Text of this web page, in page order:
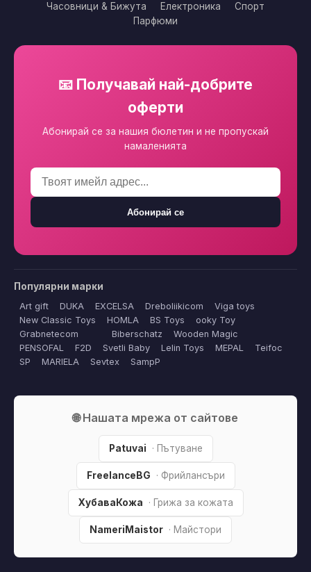
Часовници & Бижута
Електроника
Спорт
Парфюми
📧 Получавай най-добрите
оферти
Абонирай се за нашия бюлетин и не пропускай
намаленията
Абонирай се
Популярни марки
Art gift DUKA EXCELSA Dreboliikicom
Viga toys
New Classic Toys
HOMLA BS Toys
ooky Toy
Grabnetecom
Biberschatz
Wooden Magic
PENSOFAL
F2D Svetli Baby Lelin Toys MEPAL
Teifoc
SP
MARIELA Sevtex SampP
🌐 Нашата мрежа от сайтове
Patuvai · Пътуване
FreelanceBG · Фрийлансъри
ХубаваКожа · Грижа за кожата
NameriMaistor · Майстори